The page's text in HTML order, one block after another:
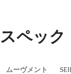
スペック
ムーヴメント